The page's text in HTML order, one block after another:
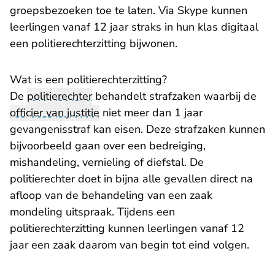
groepsbezoeken toe te laten. Via Skype kunnen
leerlingen vanaf 12 jaar straks in hun klas digitaal
een politierechterzitting bijwonen.
Wat is een politierechterzitting?
De politierechterbehandelt strafzaken waarbij de
officier van justitie niet meer dan 1 jaar
gevangenisstraf kan eisen. Deze strafzaken kunnen
bijvoorbeeld gaan over een bedreiging,
mishandeling, vernieling of diefstal. De
politierechter doet in bijna alle gevallen direct na
afloop van de behandeling van een zaak
mondeling uitspraak. Tijdens een
politierechterzitting kunnen leerlingen vanaf 12
jaar een zaak daarom van begin tot eind volgen.